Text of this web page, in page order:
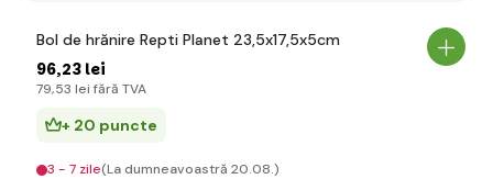
Bol de hrănire Repti Planet 23,5x17,5x5cm
96,23 lei
79,53 lei fără TVA
+ 20 puncte
3 - 7 zile(La dumneavoastră 20.08.)